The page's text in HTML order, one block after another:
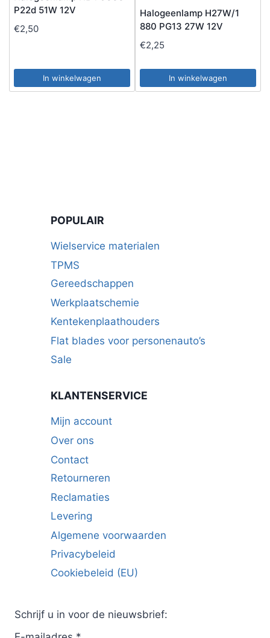
P22d 51W 12V
€2,50
In winkelwagen
Halogeenlamp H27W/1
880 PG13 27W 12V
€2,25
In winkelwagen
POPULAIR
Wielservice materialen
TPMS
Gereedschappen
Werkplaatschemie
Kentekenplaathouders
Flat blades voor personenauto’s
Sale
KLANTENSERVICE
Mijn account
Over ons
Contact
Retourneren
Reclamaties
Levering
Algemene voorwaarden
Privacybeleid
Cookiebeleid (EU)
Schrijf u in voor de nieuwsbrief: